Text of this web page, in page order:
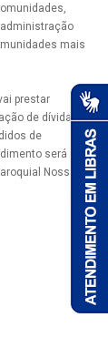
mais
prestar
de dívidas,
de
será
Nossa